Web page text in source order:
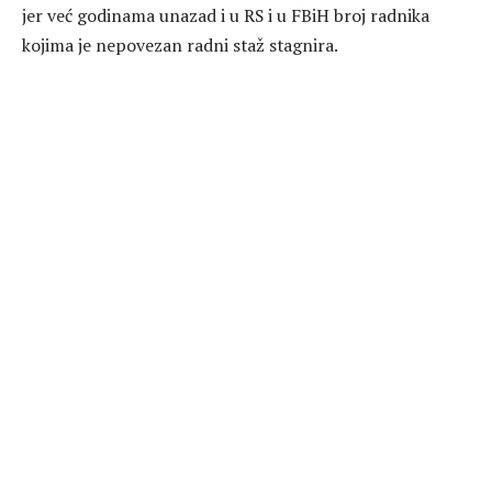
jer već godinama unazad i u RS i u FBiH broj radnika
kojima je nepovezan radni staž stagnira.